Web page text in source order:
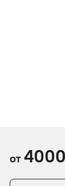
от